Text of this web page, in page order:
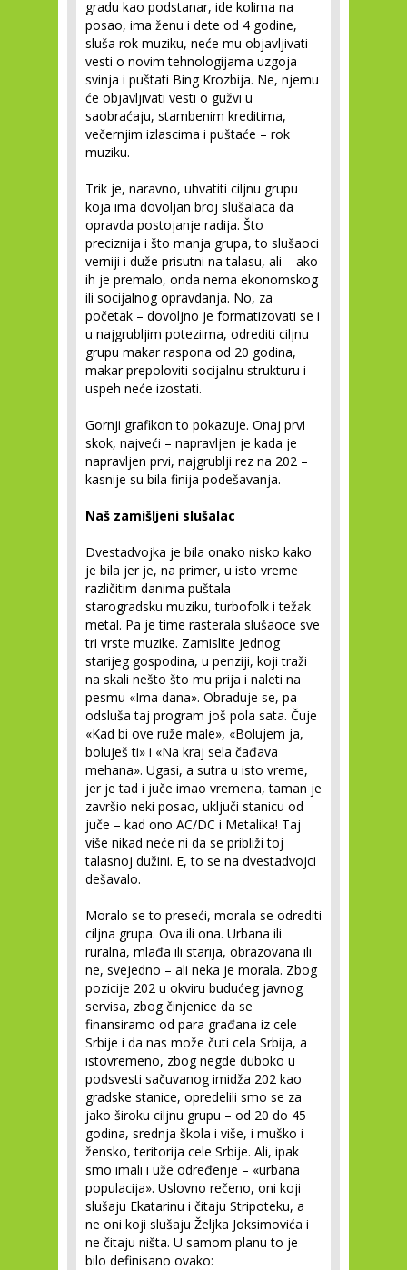
gradu kao podstanar, ide kolima na
posao, ima ženu i dete od 4 godine,
sluša rok muziku, neće mu objavljivati
vesti o novim tehnologijama uzgoja
svinja i puštati Bing Krozbija. Ne, njemu
će objavljivati vesti o gužvi u
saobraćaju, stambenim kreditima,
večernjim izlascima i puštaće – rok
muziku.
Trik je, naravno, uhvatiti ciljnu grupu
koja ima dovoljan broj slušalaca da
opravda postojanje radija. Što
preciznija i što manja grupa, to slušaoci
verniji i duže prisutni na talasu, ali – ako
ih je premalo, onda nema ekonomskog
ili socijalnog opravdanja. No, za
početak – dovoljno je formatizovati se i
u najgrubljim poteziima, odrediti ciljnu
grupu makar raspona od 20 godina,
makar prepoloviti socijalnu strukturu i –
uspeh neće izostati.
Gornji grafikon to pokazuje. Onaj prvi
skok, najveći – napravljen je kada je
napravljen prvi, najgrublji rez na 202 –
kasnije su bila finija podešavanja.
Naš zamišljeni slušalac
Dvestadvojka je bila onako nisko kako
je bila jer je, na primer, u isto vreme
različitim danima puštala –
starogradsku muziku, turbofolk i težak
metal. Pa je time rasterala slušaoce sve
tri vrste muzike. Zamislite jednog
starijeg gospodina, u penziji, koji traži
na skali nešto što mu prija i naleti na
pesmu «Ima dana». Obraduje se, pa
odsluša taj program još pola sata. Čuje
«Kad bi ove ruže male», «Bolujem ja,
boluješ ti» i «Na kraj sela čađava
mehana». Ugasi, a sutra u isto vreme,
jer je tad i juče imao vremena, taman je
završio neki posao, uključi stanicu od
juče – kad ono AC/DC i Metalika! Taj
više nikad neće ni da se približi toj
talasnoj dužini. E, to se na dvestadvojci
dešavalo.
Moralo se to preseći, morala se odrediti
ciljna grupa. Ova ili ona. Urbana ili
ruralna, mlađa ili starija, obrazovana ili
ne, svejedno – ali neka je morala. Zbog
pozicije 202 u okviru budućeg javnog
servisa, zbog činjenice da se
finansiramo od para građana iz cele
Srbije i da nas može čuti cela Srbija, a
istovremeno, zbog negde duboko u
podsvesti sačuvanog imidža 202 kao
gradske stanice, opredelili smo se za
jako široku ciljnu grupu – od 20 do 45
godina, srednja škola i više, i muško i
žensko, teritorija cele Srbije. Ali, ipak
smo imali i uže određenje – «urbana
populacija». Uslovno rečeno, oni koji
slušaju Ekatarinu i čitaju Stripoteku, a
ne oni koji slušaju Željka Joksimovića i
ne čitaju ništa. U samom planu to je
bilo definisano ovako: